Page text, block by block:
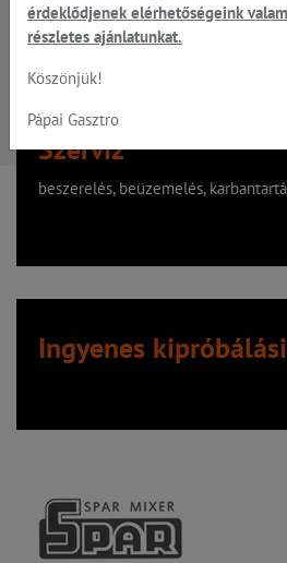
Szervíz
beszerelés, beüzemelés,
Ingyenes
érdeklődjenek elérhetőségeink
részletes ajánlatunkat.
Köszönjük!
Pápai Gasztro